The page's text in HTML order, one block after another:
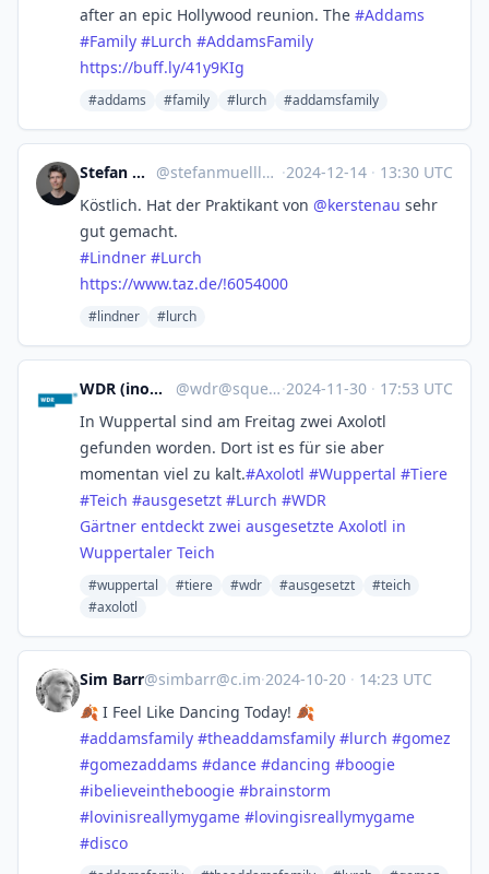
after an epic Hollywood reunion. The #Addams
#Family #Lurch #AddamsFamily
https://buff.ly/41y9KIg
#addams #family #lurch #addamsfamily
Stefan Müller :verified: @stefanmuelller@climatejustice.social ·2024-12-14 · 13:30 UTC
Köstlich. Hat der Praktikant von @kerstenau sehr
gut gemacht.
#Lindner #Lurch
https://www.taz.de/!6054000
#lindner #lurch
WDR (inoffiziell) @wdr@squeet.me ·2024-11-30 · 17:53 UTC
In Wuppertal sind am Freitag zwei Axolotl
gefunden worden. Dort ist es für sie aber
momentan viel zu kalt.#Axolotl #Wuppertal #Tiere
#Teich #ausgesetzt #Lurch #WDR
Gärtner entdeckt zwei ausgesetzte Axolotl in
Wuppertaler Teich
#wuppertal #tiere #wdr #ausgesetzt
#teich
#axolotl
Sim Barr@simbarr@c.im·2024-10-20 · 14:23 UTC
🍂 I Feel Like Dancing Today! 🍂
#addamsfamily #theaddamsfamily #lurch #gomez
#gomezaddams #dance #dancing #boogie
#ibelieveintheboogie #brainstorm
#lovinisreallymygame #lovingisreallymygame
#disco